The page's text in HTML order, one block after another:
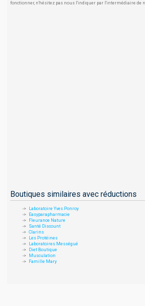
fonctionner, n'hésitez pas nous l'indiquer par l'intermédiaire de
Boutiques similaires avec réductions
Laboratoire Yves Ponroy
Easyparapharmacie
Fleurance Nature
Santé Discount
Clarins
Les Protéines
Laboratoires Mességué
Diet Boutique
Musculation
Famille Mary